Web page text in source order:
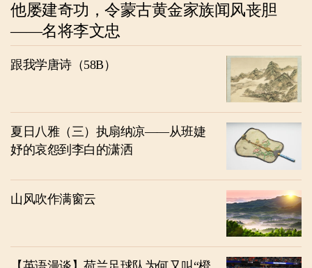
他屡建奇功，令蒙古黄金家族闻风丧胆
——名将李文忠
跟我学唐诗（58B）
夏日八雅（三）执扇纳凉——从班婕
妤的哀怨到李白的潇洒
山风吹作满窗云